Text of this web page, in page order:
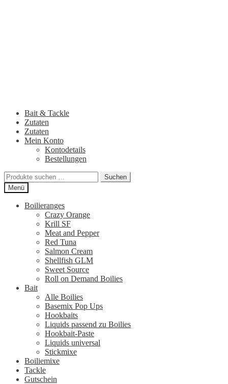
Bait & Tackle
Zutaten
Zutaten
Mein Konto
Kontodetails
Bestellungen
Suchen
nach:
Suchen
Menü
Boilieranges
Crazy Orange
Krill SF
Meat and Pepper
Red Tuna
Salmon Cream
Shellfish GLM
Sweet Source
Roll on Demand Boilies
Bait
Alle Boilies
Basemix Pop Ups
Hookbaits
Liquids passend zu Boilies
Hookbait-Paste
Liquids universal
Stickmixe
Boiliemixe
Tackle
Gutschein